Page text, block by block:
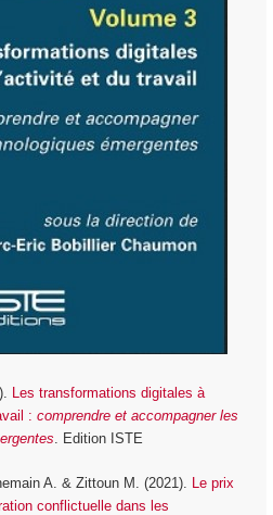
Les transformations digitales à
: comprendre et accompagner les
. Edition ISTE
A. & Zittoun M. (2021). Le prix
conflictuelle dans les